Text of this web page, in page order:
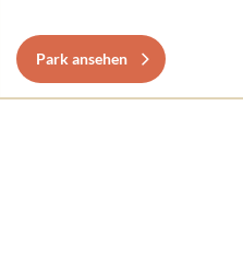
Park ansehen